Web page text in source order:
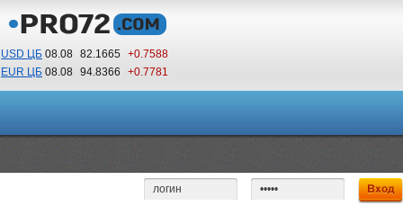
USD ЦБ 08.08 82.1665 +0.7588
EUR ЦБ 08.08 94.8366 +0.7781
18 03
По Гринвичу (GMT +5)